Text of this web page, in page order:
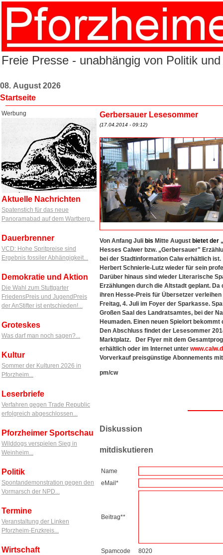
Freie Presse - unabhängig von Politik
08. August 2026
Startseite
Werbung
Aktuelle Nachrichten
Spatenstich für das neue
Panoramabad auf dem Wartberg...
Dauerbrenner
VCD: Hohe Spritpreise sind
Ergebnis fossiler Abhängigkeit...
Demokratie und Aktion
Die Wahl zum Stuttgarter
FriedensPreis und JugendPreis
der AnStifter ist entschieden!...
Groteskes
Was darf man noch sagen?...
Kultur
Sommer der Kulturen 2026 in
Pforzheim...
Leserbriefe
Verfahren gegen Trade Republic
erfolgreich abgeschlossen...
Pforzheimer Sportschau
Wilddogs verspielen Sieg in
Weinheim...
Politik
Spontandemonstration gegen den
Vormarsch der NPD...
Termine
Veranstaltung der Linken
Pforzheim-Enzkreis...
Wirtschaft
Gerbersauer Lesesommer
(17.04.2014 - 09:12)
Von Anfang Juli bis Mitte August bietet der
Hesses Calwer bzw. „Gerbersauer"
bei der Stadtinformation Calw erhältlich
Herbert Schnierle-Lutz wieder für sein
Darüber hinaus sind wieder Literarische
Erzählungen durch die Altstadt geplant.
ihren Hesse-Preis für Übersetzer
Freitag, 4. Juli im Foyer der Sparkasse.
Großen Saal des Landratsamtes, bei der
Heumaden. Einen neuen Spielort
Den Abschluss findet der Lesesommer
Marktplatz. Der Flyer mit dem
erhältlich oder im Internet unter
Vorverkauf preisgünstige Abonnements
pm/cw
Diskussion
mitdiskutieren
Name
eMail*
Beitrag**
Spamcode
8020